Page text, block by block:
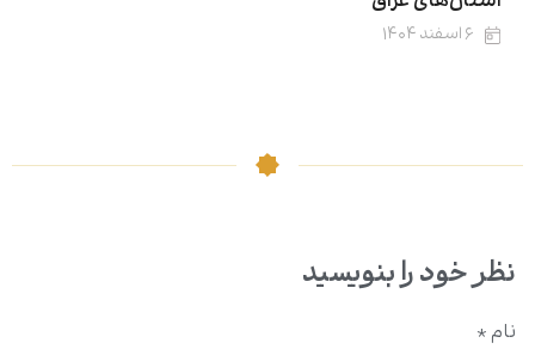
۶ اسفند ۱۴۰۴
نظر خود را بنویسید
نام *